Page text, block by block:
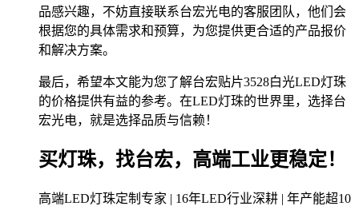
品感兴趣，不妨直接联系台宏光电的客服团队，他们会
根据您的具体需求和预算，为您提供更合适的产品报价
和解决方案。
最后，希望本文能为您了解台宏贴片3528白光LED灯珠
的价格提供有益的参考。在LED灯珠的世界里，选择台
宏光电，就是选择品质与信赖！
买灯珠，找台宏，高端工业更稳定！
高端LED灯珠定制专家 | 16年LED行业深耕 | 年产能超10